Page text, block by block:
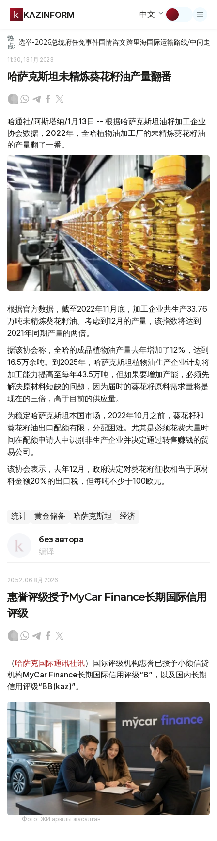
KAZINFORM 中文
热
点: 选举-2026总统府任免事件国情咨文跨里海国际运输路线/中间走廊
11:30, 13 1月 2023
哈萨克斯坦未精炼葵花籽油产量翻番
哈通社/阿斯塔纳/1月13日 -- 根据哈萨克斯坦油籽加工企业
协会数据，2022年，全哈植物油加工厂的未精炼葵花籽油
的产量翻了一番。
根据官方数据，截至2022年11月底，加工企业共生产33.76
万吨未精炼葵花籽油。考虑到12月的产量，该指数将达到
2021年同期产量的两倍。
据该协会称，全哈的成品植物油产量去年增加了12%，达到
16.5万余吨。到2025年，哈萨克斯坦植物油生产企业计划将
加工能力提高至每年43.5万吨，但如果要增加产能，必须先
解决原材料短缺的问题，因为届时的葵花籽原料需求量将是
现在的三倍，高于目前的供应量。
为稳定哈萨克斯坦本国市场，2022年10月之前，葵花籽和
葵花籽油出口配额有限，分配困难。尤其是必须花费大量时
间在配额申请人中识别非生产企业并决定通过转售赚钱的贸
易公司。
该协会表示，去年12月，政府决定对葵花籽征收相当于原材
料金额20%的出口税，但每吨不少于100欧元。
统计 黄金储备 哈萨克斯坦 经济
без автора
编译
20:52, 06 8月 2026
惠誉评级授予MyCar Finance长期国际信用
评级
（哈萨克国际通讯社讯）国际评级机构惠誉已授予小额信贷
机构MyCar Finance长期国际信用评级“B”，以及国内长期
信用评级“BB(kaz)”。
Фото: ЖИ арқылы жасалған